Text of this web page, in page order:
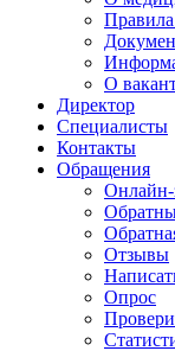
О
Директор
Специалисты
Контакты
Обращения
Онлайн-
Отзывы
Опрос